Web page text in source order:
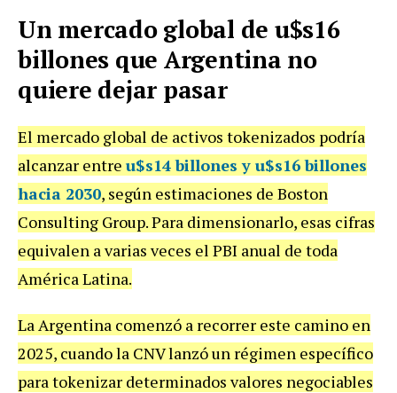
Un mercado global de u$s16
billones que Argentina no
quiere dejar pasar
El mercado global de activos tokenizados podría
alcanzar entre u$s14 billones y u$s16 billones
hacia 2030, según estimaciones de Boston
Consulting Group. Para dimensionarlo, esas cifras
equivalen a varias veces el PBI anual de toda
América Latina.
La Argentina comenzó a recorrer este camino en
2025, cuando la CNV lanzó un régimen específico
para tokenizar determinados valores negociables